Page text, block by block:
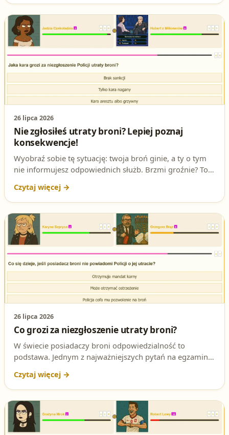
obowiązuje.
26 lipca 2026
Nie zgłosiłeś utraty broni? Lepiej poznaj
konsekwencje!
Wyobraź sobie tę sytuację: twoja broń ginie, a ty o tym
nie informujesz odpowiednich służb. Brzmi groźnie? To
rozbieramy na części pierwsze jedno z najważniejszych
pytań na egzaminie na patent strzelecki. Czy wiesz, co ci
grozi za taki błąd?
26 lipca 2026
Co grozi za niezgłoszenie utraty broni?
W świecie posiadaczy broni odpowiedzialność to
podstawa. Jednym z najważniejszych pytań na egzaminie
niezgłoszenia utraty broni. Sprawdź poprawną
odpowiedź i jej podstawę prawną.